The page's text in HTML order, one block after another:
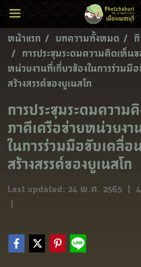
หน้าแรก บทความทั้งหมด
การประชุมระดมความคิดเห็น
หน่วยงานที่เกี่ยวข้องในการร่วมมื
สร้างสรรค์ของยูเนสโก
การประชุมระดมความ
ภาคีเครือข่ายหน่วยงา
ในการร่วมมือขับเคลื่อ
สร้างสรรค์ของยูเนสโก
Last updated: 24 พ.ค. 2565 |
|